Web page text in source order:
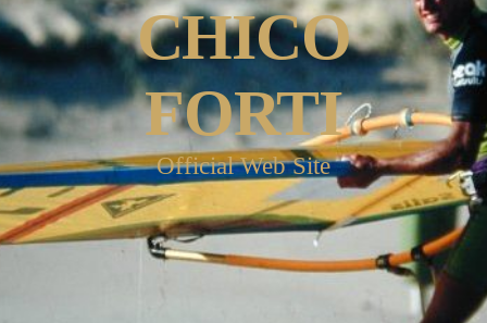
CHICO
FORTI
Official Web Site